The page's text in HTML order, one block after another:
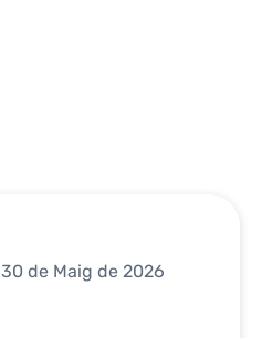
30 de Maig de 2026